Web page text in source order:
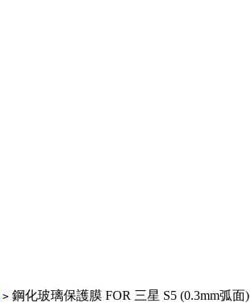
> 鋼化玻璃保護膜 FOR 三星 S5 (0.3mm弧面)